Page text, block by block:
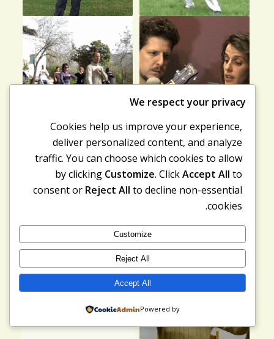
We respect your privacy
Cookies help us improve your experience,
deliver personalized content, and analyze
traffic. You can choose which cookies to allow
by clicking Customize. ClickAccept All to
consent or Reject All to decline non-essential
cookies.
Customize
Reject All
Accept All
Powered by